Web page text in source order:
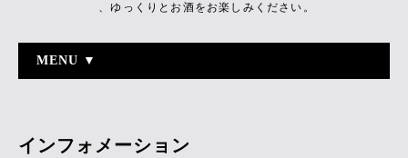
、ゆっくりとお酒をお楽しみください。
MENU ▼
インフォメーション